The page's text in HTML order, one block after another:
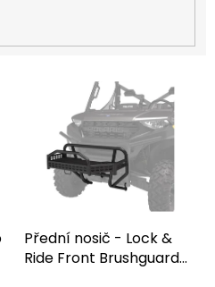
Přední nosič - Lock &
Ride Front Brushguard